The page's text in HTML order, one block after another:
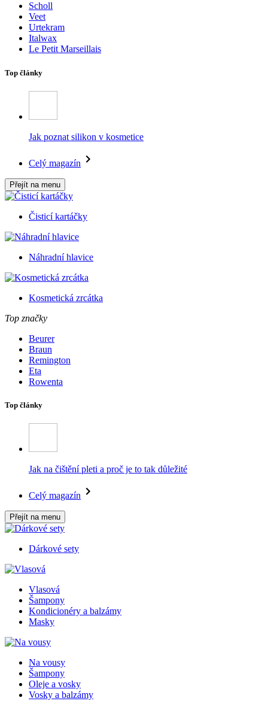
Scholl
Veet
Urtekram
Italwax
Le Petit Marseillais
Top články
Jak poznat silikon v kosmetice
Celý magazín
Přejít na menu
Čisticí kartáčky
Náhradní hlavice
Kosmetická zrcátka
Top značky
Beurer
Braun
Remington
Eta
Rowenta
Top články
Jak na čištění pleti a proč je to tak důležité
Celý magazín
Přejít na menu
Dárkové sety
Vlasová
Šampony
Kondicionéry a balzámy
Masky
Na vousy
Šampony
Oleje a vosky
Vosky a balzámy